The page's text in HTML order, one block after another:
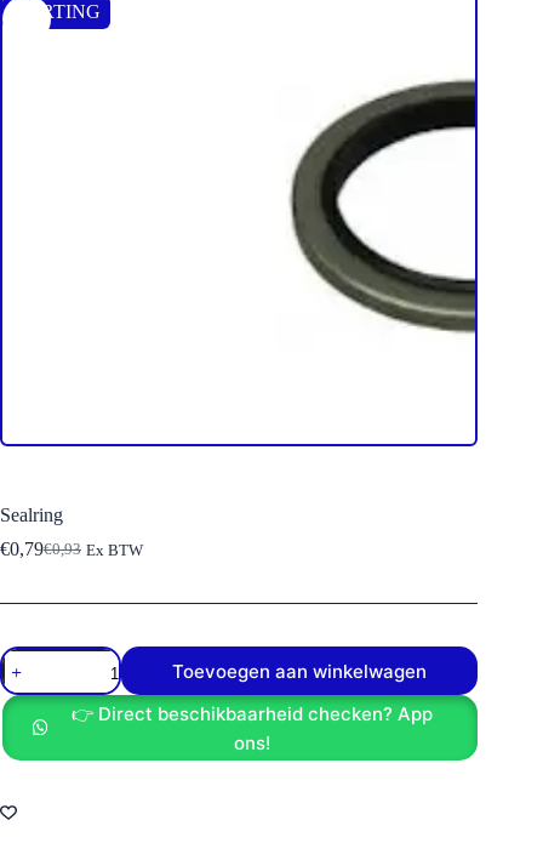
KORTING
Sealring
€0,93
Oorspronkelijke
was:
€0,79Huidige
is:
Ex BTW
Sealring
aantal
Toevoegen aan winkelwagen
👉 Direct beschikbaarheid checken? App
ons!